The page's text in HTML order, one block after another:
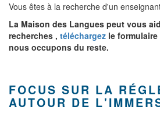
Vous êtes à la recherche d'un
La Maison des Langues peut vous
recherches , téléchargez le
nous occupons du reste.
FOCUS SUR LA
AUTOUR DE